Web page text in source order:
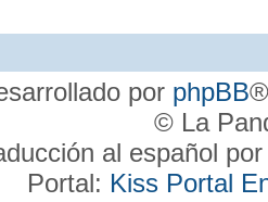
por phpBB
© La
al español
Portal: Kiss Portal